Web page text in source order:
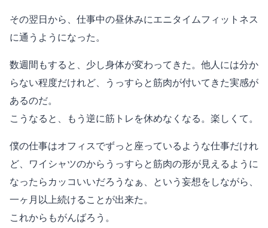
その翌日から、仕事中の昼休みにエニタイムフィットネス
に通うようになった。
数週間もすると、少し身体が変わってきた。他人には分か
らない程度だけれど、うっすらと筋肉が付いてきた実感が
あるのだ。
こうなると、もう逆に筋トレを休めなくなる。楽しくて。
僕の仕事はオフィスでずっと座っているような仕事だけれ
ど、ワイシャツのからうっすらと筋肉の形が見えるように
なったらカッコいいだろうなぁ、という妄想をしながら、
一ヶ月以上続けることが出来た。
これからもがんばろう。